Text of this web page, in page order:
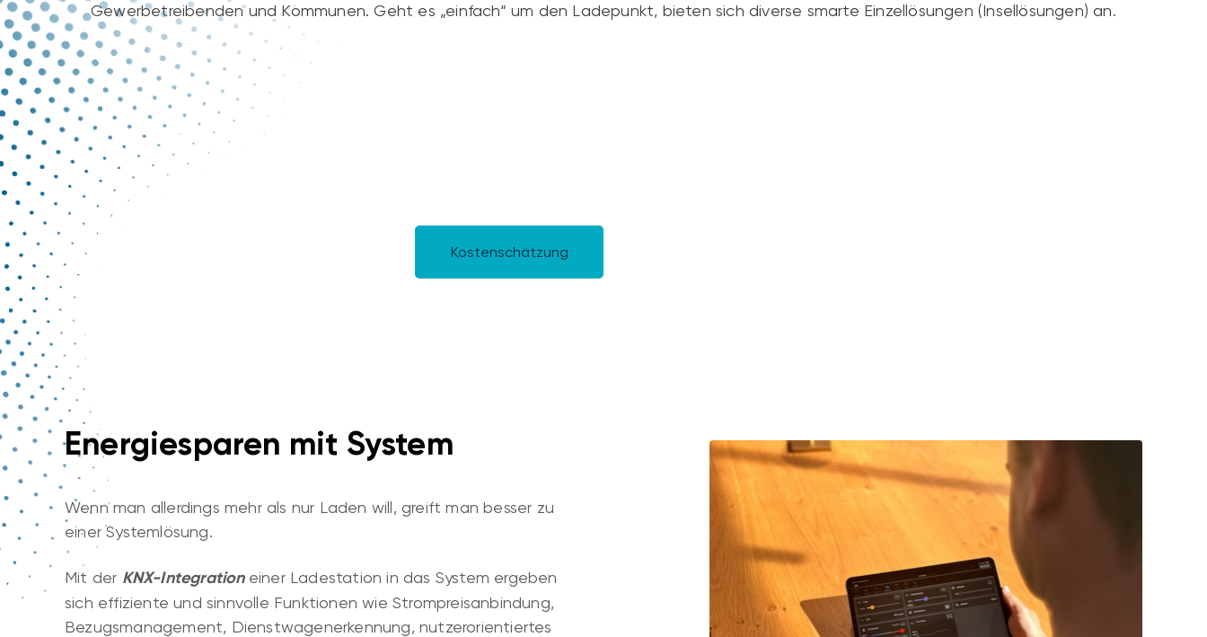
Gewerbetreibenden und Kommunen. Geht es „einfach“ um den Ladepunkt, bieten sich diverse smarte Einzellösungen (Insellösungen) an.
Erstellen Sie Ihre Kostenschätzung, oder sprechen Sie mit uns über ein
Kostenschätzung
Energiesparen mit System
Wenn man allerdings mehr als nur Laden will, greift man besser zu
einer Systemlösung.
Mit der KNX-Integration einer Ladestation in das System ergeben
sich effiziente und sinnvolle Funktionen wie Strompreisanbindung,
Bezugsmanagement, Dienstwagenerkennung, nutzerorientiertes